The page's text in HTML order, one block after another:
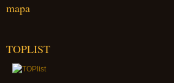
mapa
TOPLIST